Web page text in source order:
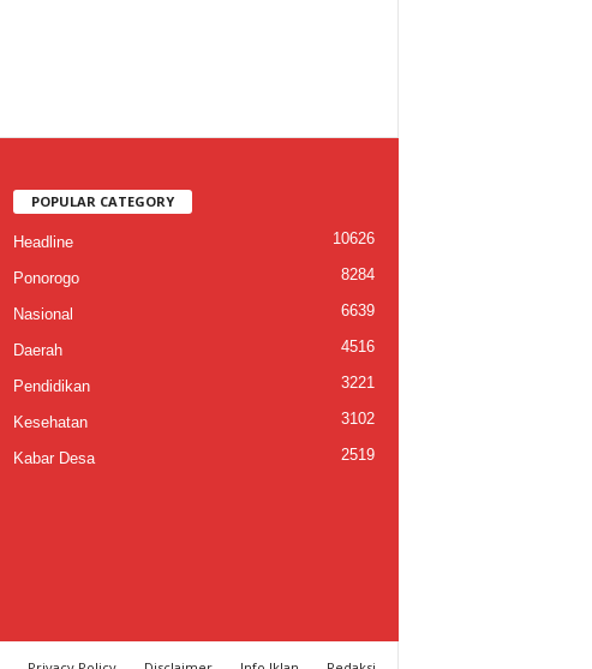
POPULAR CATEGORY
Headline 10626
Ponorogo 8284
Nasional 6639
Daerah 4516
Pendidikan 3221
Kesehatan 3102
Kabar Desa 2519